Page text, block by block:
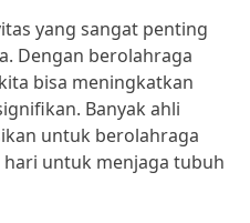
yang sangat penting
Dengan berolahraga
bisa meningkatkan
Banyak ahli
untuk berolahraga
untuk menjaga tubuh